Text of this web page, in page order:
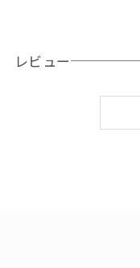
未開封3年、開封後3ヶ
エベラ葉エキス、オク
レビュー